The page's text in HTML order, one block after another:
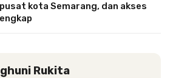
kota Semarang, dan akses
Rukita